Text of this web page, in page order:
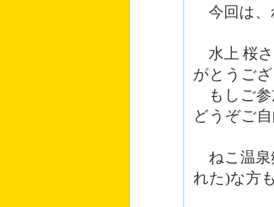
今回は、
水上 桜さ
がとうご
もしご参
どうぞご
ねこ温泉
れた)な方